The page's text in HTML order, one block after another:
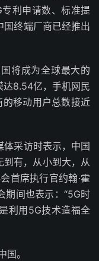
利申请数、标准提
国终端厂商已经推出
将成为全球最大的
达8.54亿，手机网民
移动用户总数接近
体采访时表示，中国
到有，从小到大，从
首席执行官约翰·霍
期间也表示：“5G时
利用5G技术造福全
。